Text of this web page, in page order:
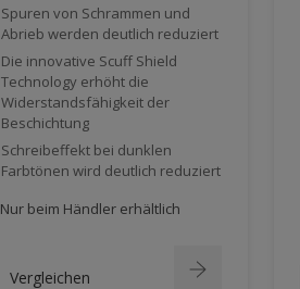
Spuren von Schrammen und
Abrieb werden deutlich reduziert
Die innovative Scuff Shield
Technology erhöht die
Widerstandsfähigkeit der
Beschichtung
Schreibeffekt bei dunklen
Farbtönen wird deutlich reduziert
Nur beim Händler erhältlich
Vergleichen